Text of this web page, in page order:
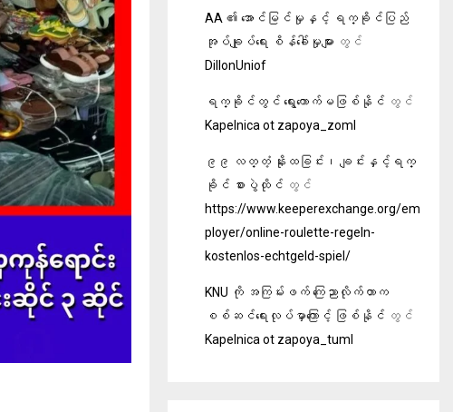
AA ၏ အောင်မြင်မှုနှင့် ရက္ခိုင်ပြည်
အုပ်ချုပ်ရေး စိန်ခေါ်မှုများ တွင်
DillonUniof
ရက္ခိုင်တွင် ရွေးကောက်မဖြစ်နိုင် တွင်
Kapelnica ot zapoya_zoml
၉၉ လတ္တံ့ နိုးထခြင်း၊ ချင်းနှင့်ရက္
ခိုင် စားပွဲထိုင် တွင်
https://www.keeperexchange.org/em
ployer/online-roulette-regeln-
kostenlos-echtgeld-spiel/
KNU ကို အကြမ်းဖက် ကြေညာလိုက်တာက
စစ်ဆင်ရေးလုပ်မှာကြောင့် ဖြစ်နိုင် တွင်
Kapelnica ot zapoya_tuml